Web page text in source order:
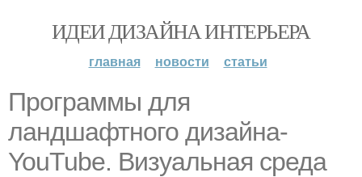
ИДЕИ ДИЗАЙНА ИНТЕРЬЕРА
главная новости статьи
Программы для
ландшафтного дизайна-
YouTube. Визуальная среда